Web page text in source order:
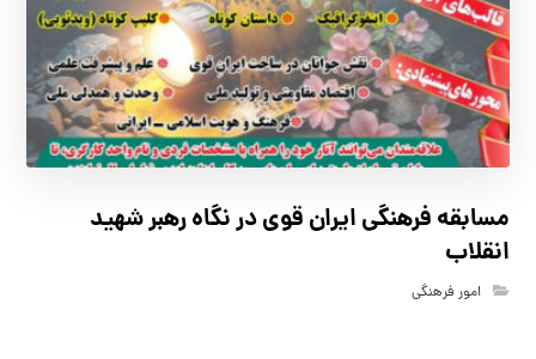
مسابقه فرهنگي ايران قوي در نگاه رهبر شهيد
انقلاب
امور فرهنگی